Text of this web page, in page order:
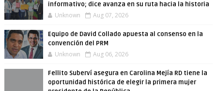
informativo; dice avanza en su ruta hacia la historia
Unknown Aug 07, 2026
Equipo de David Collado apuesta al consenso en la
convención del PRM
Unknown Aug 06, 2026
Fellito Suberví asegura en Carolina Mejía RD tiene la
oportunidad histórica de elegir la primera mujer